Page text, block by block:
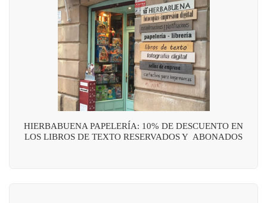
HIERBABUENA PAPELERÍA: 10% DE DESCUENTO EN
LOS LIBROS DE TEXTO RESERVADOS Y ABONADOS